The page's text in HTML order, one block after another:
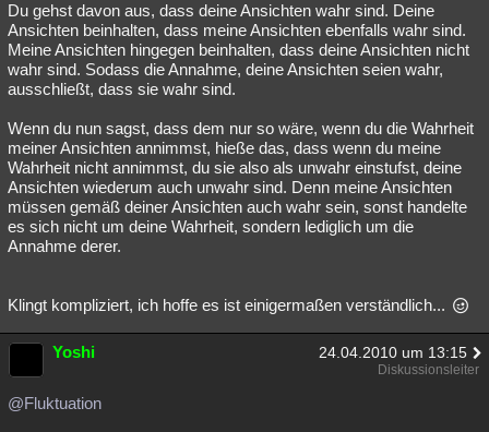
Astronomie Helpdesk Gruppen Gaming Filme
Musik Clash Verbesserungen
Besucht Teilgenommen Alle Neue Geschlossen
Lesenswert Schlüsselwörter
Du gehst davon aus, dass deine Ansichten wahr sind. Deine
Ansichten beinhalten, dass meine Ansichten ebenfalls wahr sind.
Meine Ansichten hingegen beinhalten, dass deine Ansichten nicht
wahr sind. Sodass die Annahme, deine Ansichten seien wahr,
ausschließt, dass sie wahr sind.
Wenn du nun sagst, dass dem nur so wäre, wenn du die Wahrheit
meiner Ansichten annimmst, hieße das, dass wenn du meine
Wahrheit nicht annimmst, du sie also als unwahr einstufst, deine
Ansichten wiederum auch unwahr sind. Denn meine Ansichten
müssen gemäß deiner Ansichten auch wahr sein, sonst handelte
es sich nicht um deine Wahrheit, sondern lediglich um die
Annahme derer.
Klingt kompliziert, ich hoffe es ist einigermaßen verständlich...
Yoshi 24.04.2010 um 13:15
Diskussionsleiter
@Fluktuation